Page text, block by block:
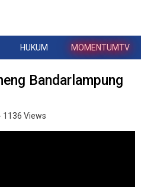
HUKUM MOMENTUMTV
Bandarlampung
1136 Views